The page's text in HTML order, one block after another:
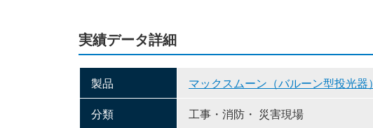
実績データ詳細
製品
マックスムーン（バルーン型投光器）
分類
工事・消防・ 災害現場